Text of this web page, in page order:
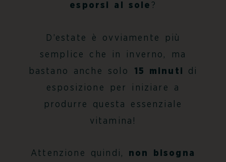
esporsi al sole ?
D’estate è ovviamente più
semplice che in inverno, ma
bastano anche solo 15 minuti di
esposizione per iniziare a
produrre questa essenziale
vitamina!
Attenzione quindi, non bisogna